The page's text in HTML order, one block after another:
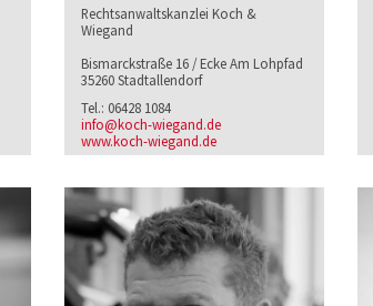
Rechtsanwaltskanzlei Koch &
Wiegand
Bismarckstraße 16 / Ecke Am Lohpfad
35260 Stadtallendorf
Tel.: 06428 1084
info@koch-wiegand.de
www.koch-wiegand.de